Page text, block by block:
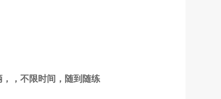
，不限时间，随到随练